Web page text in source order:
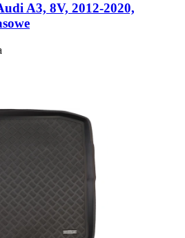
A3, 8V, 2012-2020,